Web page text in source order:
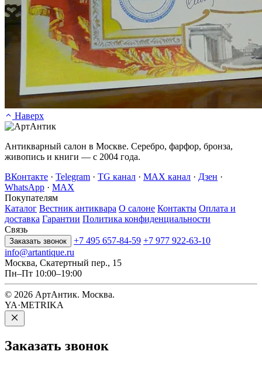
Наверх
Антикварный салон в Москве. Серебро, фарфор, бронза,
живопись и книги — с 2004 года.
ВКонтакте · Telegram · TG канал · MAX канал · Дзен ·
WhatsApp · MAX
Покупателям
Каталог Вестник антиквара О салоне Контакты Оплата и
доставка Гарантии Политика конфиденциальности
Связь
Заказать звонок +7 495 657-84-59 +7 977 922-63-10
info@artantique.ru
Москва, Скатертный пер., 15
Пн–Пт 10:00–19:00
© 2026 АртАнтик. Москва.
YA·METRIKA
Заказать звонок